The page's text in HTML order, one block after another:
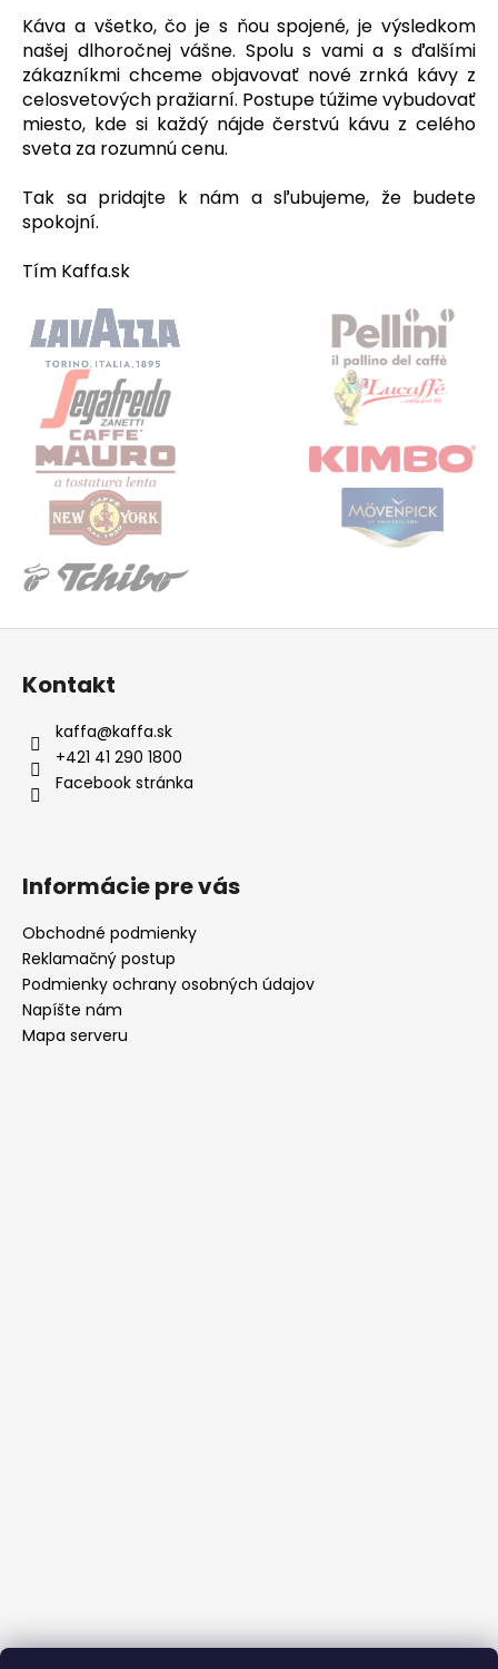
Káva a všetko, čo je s ňou spojené, je výsledkom
našej dlhoročnej vášne. Spolu s vami a s ďalšími
zákazníkmi chceme objavovať nové zrnká kávy z
celosvetových pražiarní. Postupe túžime vybudovať
miesto, kde si každý nájde čerstvú kávu z celého
sveta za rozumnú cenu.
Tak sa pridajte k nám a sľubujeme, že budete
spokojní.
Tím Kaffa.sk
Kontakt
kaffa@kaffa.sk
+421 41 290 1800
Facebook stránka
Informácie pre vás
Obchodné podmienky
Reklamačný postup
Podmienky ochrany osobných údajov
Napíšte nám
Mapa serveru